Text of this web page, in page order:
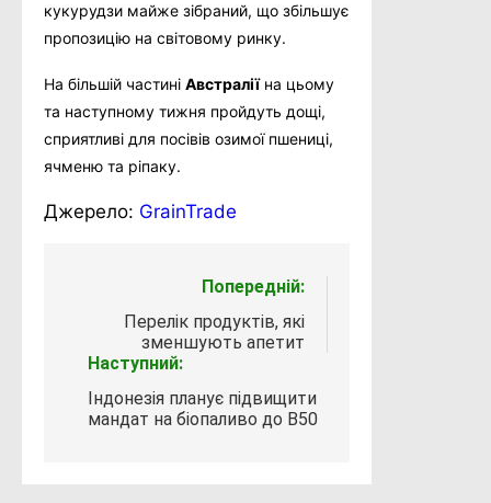
кукурудзи майже зібраний, що збільшує
пропозицію на світовому ринку.
На більшій частині Австраліїна цьому
та наступному тижня пройдуть дощі,
сприятливі для посівів озимої пшениці,
ячменю та ріпаку.
Джерело: GrainTrade
записів
Попередній:
Перелік продуктів, які
зменшують апетит
Наступний:
Індонезія планує підвищити
мандат на біопаливо до В50